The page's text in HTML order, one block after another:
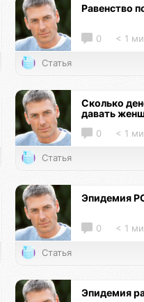
Равенство
0 < 1
Статья
Сколько
давать
0 < 1
Статья
Эпидемия
0 < 1
Статья
Эпидемия